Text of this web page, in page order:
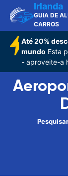
Irlanda
GUIA DE
CARROS
Até 20%
mundo Esta
- aproveite-a